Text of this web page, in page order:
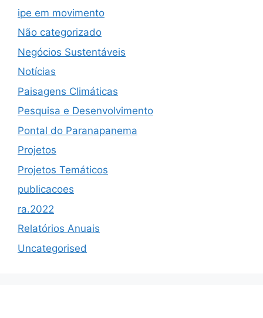
ipe em movimento
Não categorizado
Negócios Sustentáveis
Notícias
Paisagens Climáticas
Pesquisa e Desenvolvimento
Pontal do Paranapanema
Projetos
Projetos Temáticos
publicacoes
ra.2022
Relatórios Anuais
Uncategorised